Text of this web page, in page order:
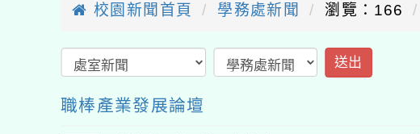
校園新聞首頁 學務處新聞 瀏覽：166
送出
職棒產業發展論壇